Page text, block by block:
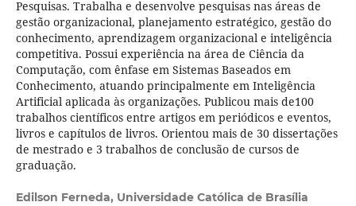
Pesquisas. Trabalha e desenvolve pesquisas nas áreas de
gestão organizacional, planejamento estratégico, gestão do
conhecimento, aprendizagem organizacional e inteligência
competitiva. Possui experiência na área de Ciência da
Computação, com ênfase em Sistemas Baseados em
Conhecimento, atuando principalmente em Inteligência
Artificial aplicada às organizações. Publicou mais de100
trabalhos científicos entre artigos em periódicos e eventos,
livros e capítulos de livros. Orientou mais de 30 dissertações
de mestrado e 3 trabalhos de conclusão de cursos de
graduação.
Edilson Ferneda, Universidade Católica de Brasília